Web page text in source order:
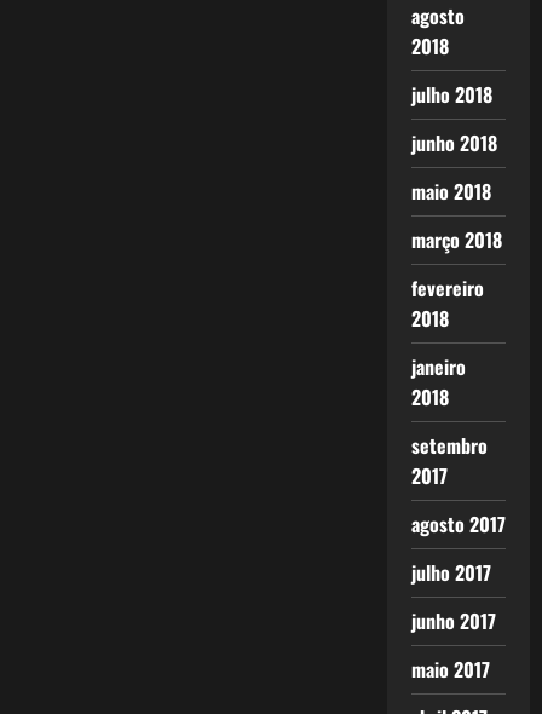
agosto
2018
julho 2018
junho 2018
maio 2018
março 2018
fevereiro
2018
janeiro
2018
setembro
2017
agosto 2017
julho 2017
junho 2017
maio 2017